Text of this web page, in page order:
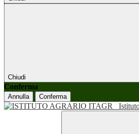
Chiudi
Conferma
Annulla Conferma